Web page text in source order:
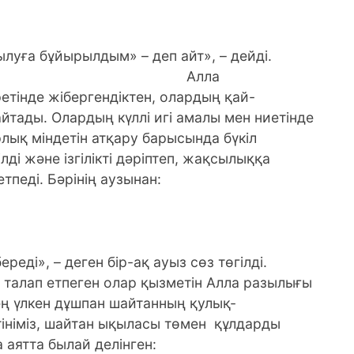
бұйырылдым» – деп айт», – дейді.
жібергендіктен, олардың қай-
Олардың күллі игі амалы мен ниетінде
міндетін атқару барысында бүкіл
және ізгілікті дәріптеп, жақсылыққа
Бәрінің аузынан:
– деген бір-ақ ауыз сөз төгілді.
етпеген олар қызметін Алла разылығы
үлкен дұшпан шайтанның қулық-
шайтан ықыласы төмен құлдарды
былай делінген: